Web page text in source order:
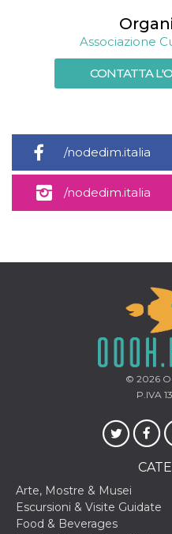
Associazione
CONTATTA
/nodedim.italia
/nodedim.italia
© 2026
P.IVA
Arte, Mostre & Musei
Escursioni & Visite Guidate
Food & Beverages